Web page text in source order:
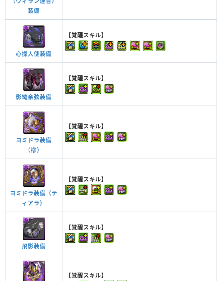
装備
心操人使装備
【覚醒スキル】
影縫余弦装備
【覚醒スキル】
ヨミドラ装備
（櫛）
【覚醒スキル】
ヨミドラ装備（テ
ィアラ）
【覚醒スキル】
飛影装備
【覚醒スキル】
【覚醒スキル】